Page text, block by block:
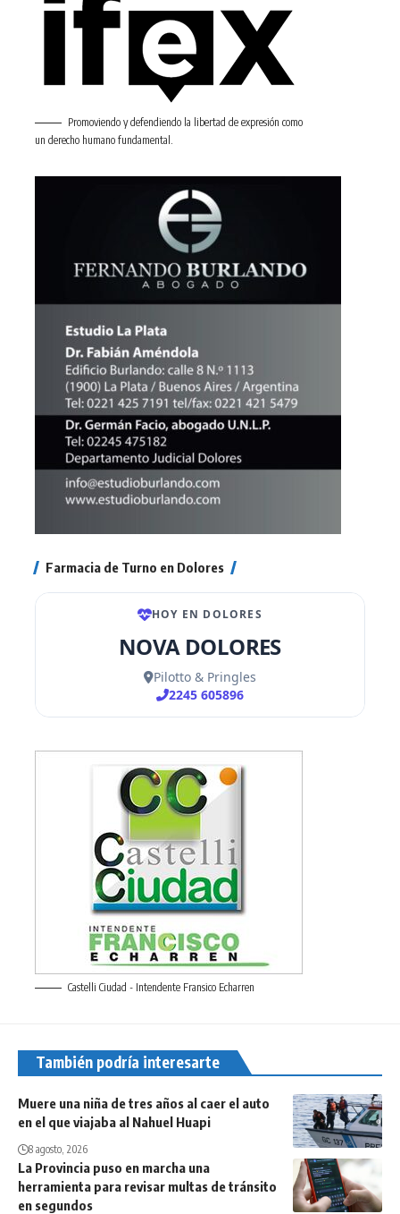
Promoviendo y defendiendo la libertad de expresión como
un derecho humano fundamental.
Farmacia de Turno en Dolores
Castelli Ciudad - Intendente Fransico Echarren
También podría interesarte
Muere una niña de tres años al caer el auto
en el que viajaba al Nahuel Huapi
8 agosto, 2026
La Provincia puso en marcha una
herramienta para revisar multas de tránsito
en segundos